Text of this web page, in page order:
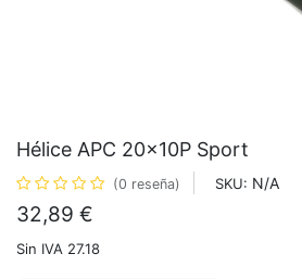
Hélice APC 20x10P Sport
(0 reseña) SKU: N/A
32,89 €
Sin IVA 27.18